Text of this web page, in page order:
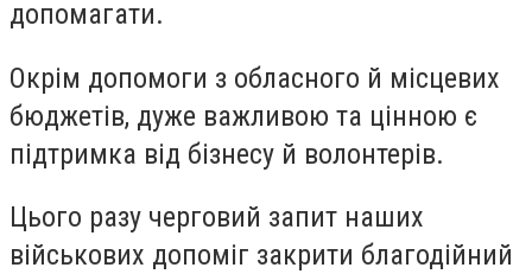
допомагати.
Окрім допомоги з обласного й місцевих
бюджетів, дуже важливою та цінною є
підтримка від бізнесу й волонтерів.
Цього разу черговий запит наших
військових допоміг закрити благодійний